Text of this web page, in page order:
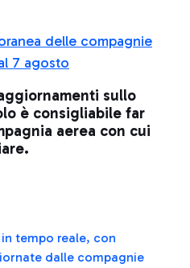
delle compagnie
7 agosto
sullo
è consigliabile far
aerea con cui
tempo reale, con
dalle compagnie